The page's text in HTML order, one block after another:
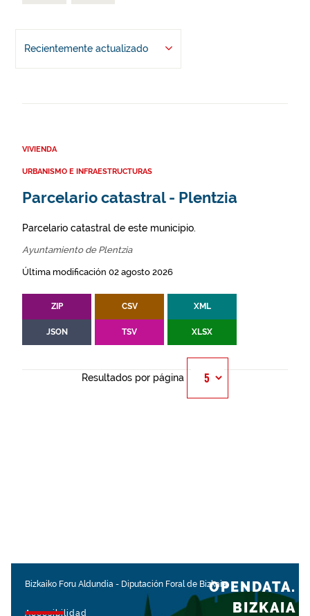
Recientemente actualizado
VIVIENDA
URBANISMO E INFRAESTRUCTURAS
Parcelario catastral - Plentzia
Parcelario catastral de este municipio.
Ayuntamiento de Plentzia
Última modificación 02 agosto 2026
ZIP CSV XML
JSON TSV XLSX
Resultados por página
Bizkaiko Foru Aldundia - Diputación Foral de Bizkaia
Accesibilidad
OPENDATA.
BIZKAIA